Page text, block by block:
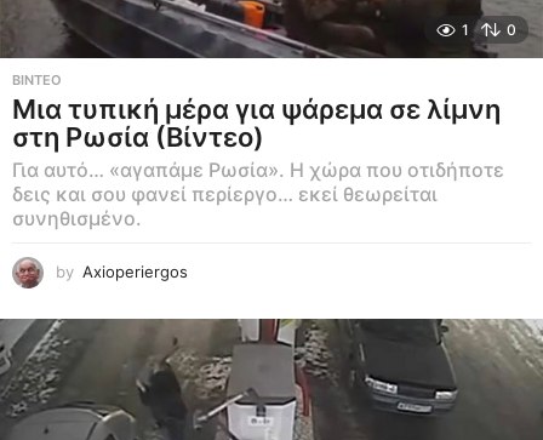
1 0
ΒΊΝΤΕΟ
Μια τυπική μέρα για ψάρεμα σε λίμνη
στη Ρωσία (Βίντεο)
Για αυτό… «αγαπάμε Ρωσία». Η χώρα που οτιδήποτε
δεις και σου φανεί περίεργο… εκεί θεωρείται
συνηθισμένο.
by Axioperiergos